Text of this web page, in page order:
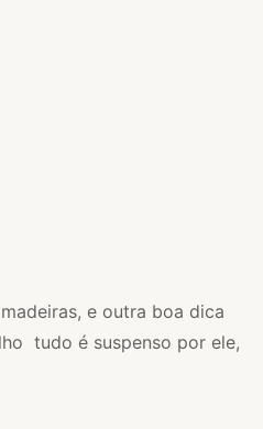
e outra boa dica
tudo é suspenso por ele,